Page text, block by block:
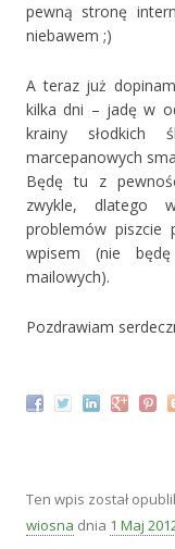
pewną stronę
niebawem ;)
A teraz już
kilka dni – jadę w
krainy słodkich
marcepanowych
Będę tu z
zwykle, dlatego
problemów piszcie
wpisem (nie będę
mailowych).
Pozdrawiam
Ten wpis został
wiosna dnia 1 Maj